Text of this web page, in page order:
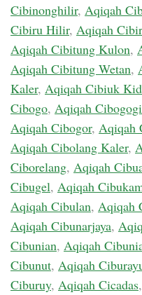
Cibinonghilir, Aqiqah
Cibiru Hilir, Aqiqah
Aqiqah Cibitung Kulon,
Aqiqah Cibitung Wetan,
Kaler, Aqiqah Cibiuk
Cibogo, Aqiqah
Aqiqah Cibogor, Aqiqah
Aqiqah Cibolang Kaler,
Ciborelang, Aqiqah
Cibugel, Aqiqah
Aqiqah Cibulan, Aqiqah
Aqiqah Cibunarjaya,
Cibunian, Aqiqah
Cibunut, Aqiqah
Ciburuy, Aqiqah Cicadas,